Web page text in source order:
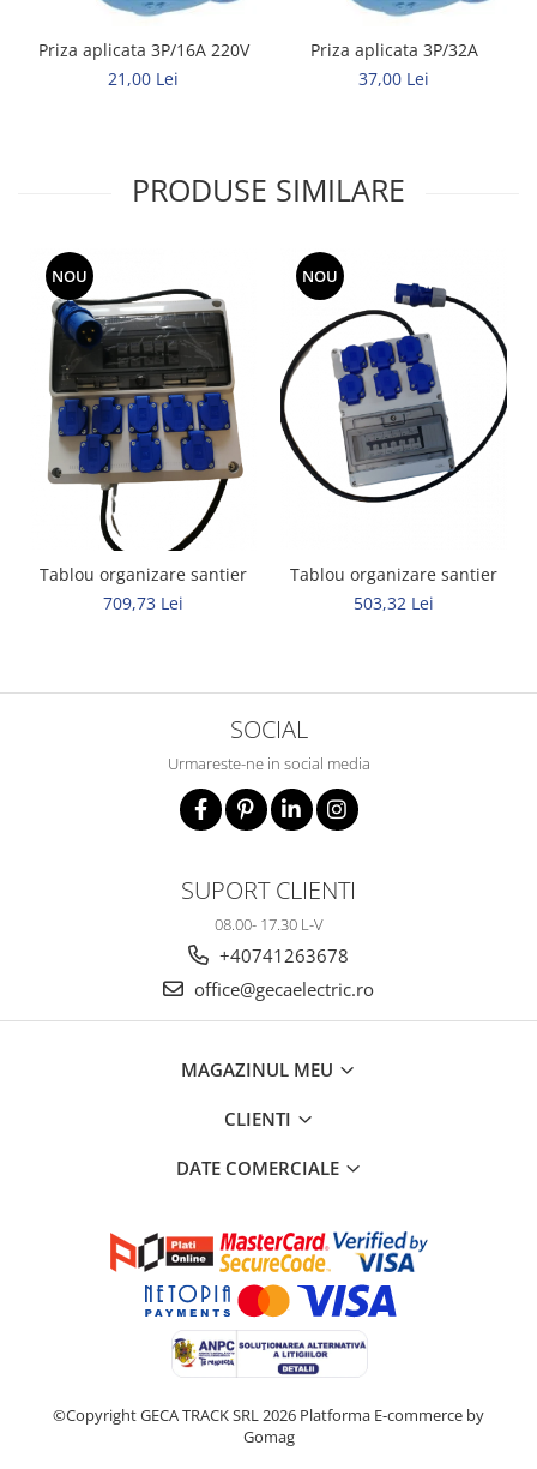
Priza aplicata 3P/16A 220V
21,00 Lei
Priza aplicata 3P/32A
37,00 Lei
PRODUSE SIMILARE
NOU
Tablou organizare santier
709,73 Lei
NOU
Tablou organizare santier
503,32 Lei
SOCIAL
Urmareste-ne in social media
SUPORT CLIENTI
08.00- 17.30 L-V
+40741263678
office@gecaelectric.ro
MAGAZINUL MEU
CLIENTI
DATE COMERCIALE
©Copyright GECA TRACK SRL 2026 Platforma E-commerce by
Gomag